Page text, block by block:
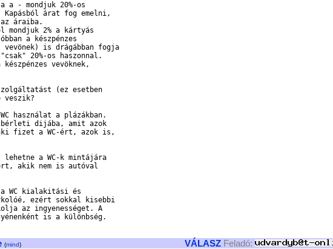
- mondjuk 20%-os
árat fog emelni,
áraiba.
2% a kártyás
a készpénzes
vevönek) is drágábban fogja
20%-os haszonnal.
vevöknek,
(ez esetben
használat a plázákban.
bérleti dijába, amit azok
fizet a WC-ért, azok is,
a WC-k mintájára
akik nem is autóval
a WC kialakitási és
ezért sokkal kisebbi
az ingyenességet. A
is a különbség.
(mind) VÁLASZ Feladó: